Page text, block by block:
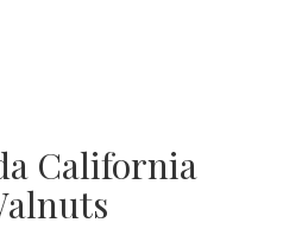
California